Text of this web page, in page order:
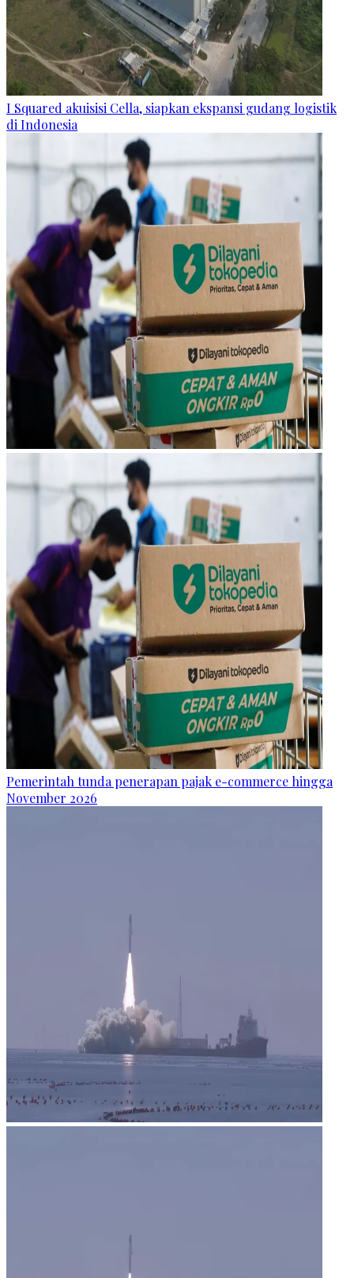
I Squared akuisisi Cella, siapkan ekspansi gudang logistik
di Indonesia
Pemerintah tunda penerapan pajak e-commerce hingga
November 2026